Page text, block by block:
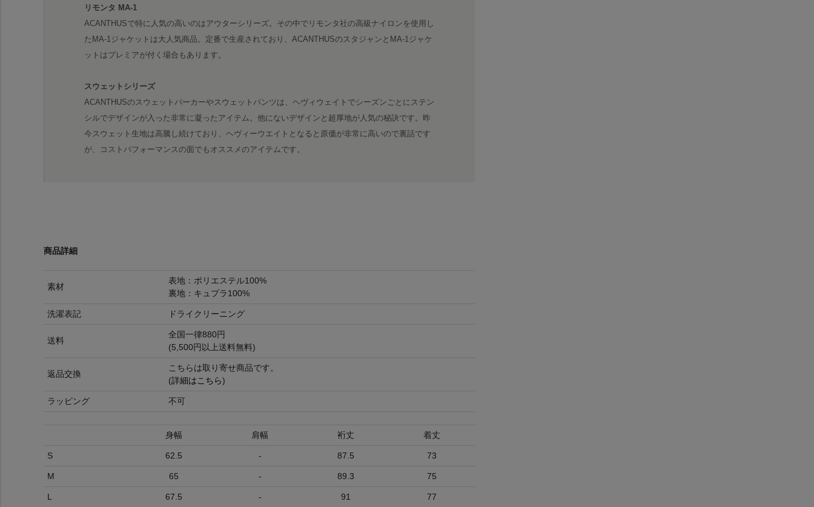
リモンタ MA-1
ACANTHUSで特に人気の高いのはアウターシリーズ。その中でリモンタ社の高級ナイロンを使用し
たMA-1ジャケットは大人気商品。定番で生産されており、ACANTHUSのスタジャンとMA-1ジャケ
ットはプレミアが付く場合もあります。
スウェットシリーズ
ACANTHUSのスウェットパーカーやスウェットパンツは、ヘヴィウェイトでシーズンごとにステン
シルでデザインが入った非常に凝ったアイテム。他にないデザインと超厚地が人気の秘訣です。昨
今スウェット生地は高騰し続けており、ヘヴィーウエイトとなると原価が非常に高いので裏話です
が、コストパフォーマンスの面でもオススメのアイテムです。
商品詳細
素材
表地：ポリエステル100%
裏地：キュプラ100%
洗濯表記 ドライクリーニング
送料
全国一律880円
(5,500円以上送料無料)
返品交換
こちらは取り寄せ商品です。
(詳細はこちら)
ラッピング 不可
身幅 肩幅 裄丈 着丈
S 62.5 - 87.5 73
M 65 - 89.3 75
L 67.5 - 91 77